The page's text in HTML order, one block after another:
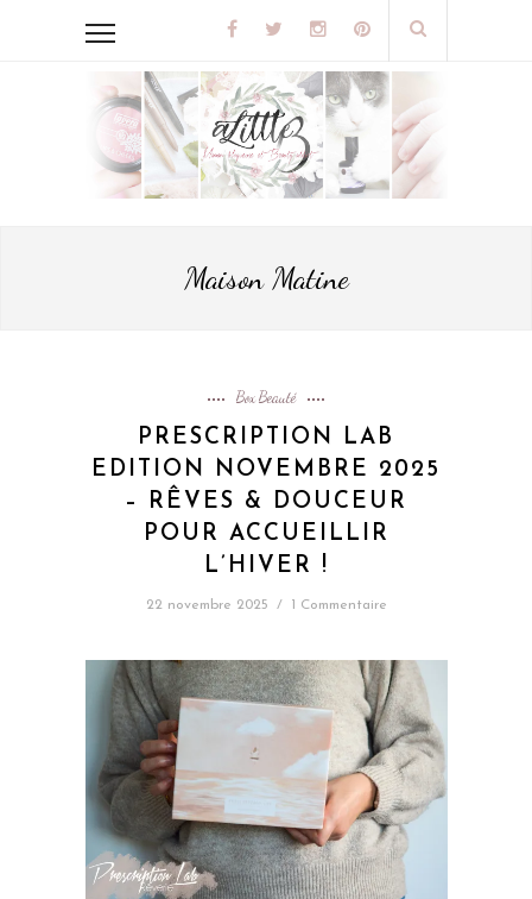
Maison Matine
Box Beauté
PRESCRIPTION LAB
EDITION NOVEMBRE 2025
– RÊVES & DOUCEUR
POUR ACCUEILLIR
L’HIVER !
22 novembre 2025 / 1 Commentaire